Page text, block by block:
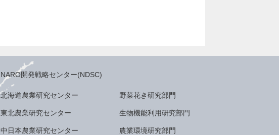
NARO開発戦略センター(NDSC)
北海道農業研究センター
東北農業研究センター
中日本農業研究センター
野菜花き研究部門
生物機能利用研究部門
農業環境研究部門